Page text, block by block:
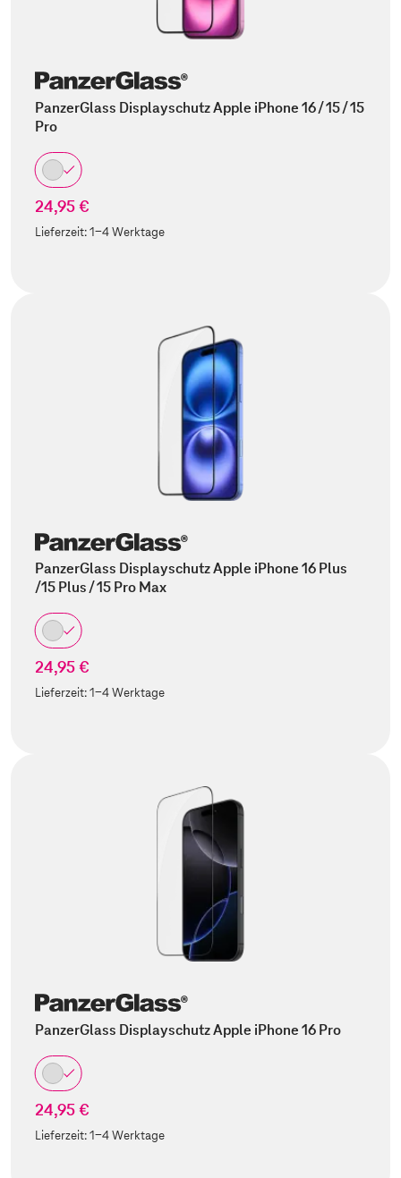
PanzerGlass Displayschutz Apple iPhone 16 / 15 / 15
Pro
24,95 €
Lieferzeit:1-4 Werktage
PanzerGlass Displayschutz Apple iPhone 16 Plus
/15 Plus / 15 Pro Max
24,95 €
Lieferzeit:1-4 Werktage
PanzerGlass Displayschutz Apple iPhone 16 Pro
24,95 €
Lieferzeit:1-4 Werktage